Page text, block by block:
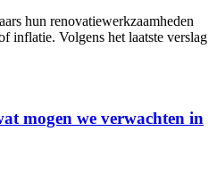
hun renovatiewerkzaamheden
inflatie. Volgens het laatste verslag
mogen we verwachten in